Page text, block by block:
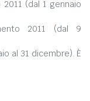
(dal 1 gennaio
2011 (dal 9
al 31 dicembre). È